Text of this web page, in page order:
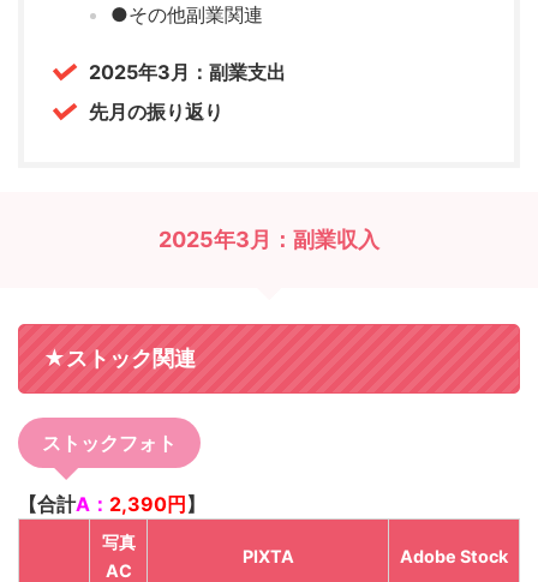
●その他副業関連
2025年3月：副業支出
先月の振り返り
2025年3月：副業収入
★ストック関連
ストックフォト
【合計A： 2,390円】
写真
AC
PIXTA Adobe Stock